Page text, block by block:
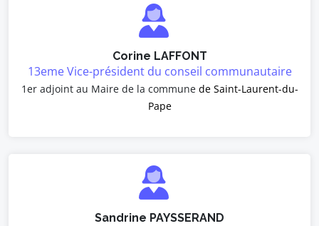
Corine LAFFONT
13eme Vice-président du conseil communautaire
1er adjoint au Maire de la commune de Saint-Laurent-du-
Pape
Sandrine PAYSSERAND